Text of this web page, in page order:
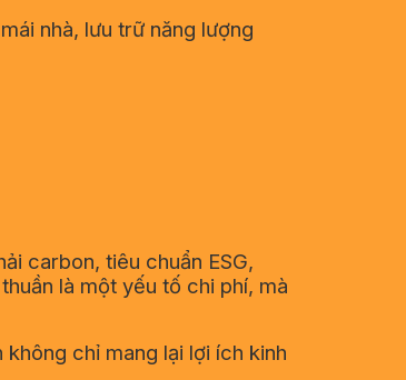
nhà, lưu trữ năng lượng
carbon, tiêu chuẩn ESG,
là một yếu tố chi phí, mà
chỉ mang lại lợi ích kinh